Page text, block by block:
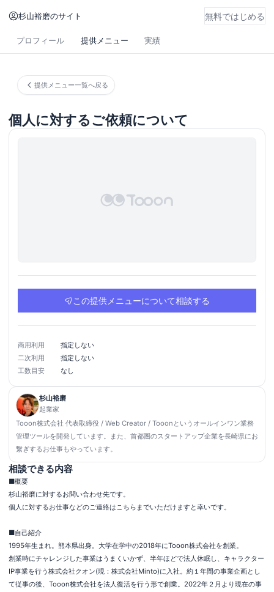
杉山裕磨のサイト 無料ではじめる
プロフィール 提供メニュー 実績
提供メニュー一覧へ戻る
個人に対するご依頼について
この提供メニューについて相談する
商用利用
指定しない
二次利用
指定しない
工数目安
なし
杉山裕磨
起業家
Tooon株式会社 代表取締役 / Web Creator / Tooonというオールインワン業務
管理ツールを開発しています。また、首都圏のスタートアップ企業を長崎県にお
繋ぎするお仕事もやっています。
相談できる内容
■概要
杉山裕磨に対するお問い合わせ先です。
個人に対するお仕事などのご連絡はこちらまでいただけますと幸いです。
■自己紹介
1995年生まれ。熊本県出身。大学在学中の2018年にTooon株式会社を創業。
創業時にチャレンジした事業はうまくいかず、半年ほどで法人休眠し、キャラクター
IP事業を行う株式会社クオン(現：株式会社Minto)に入社。約１年間の事業企画とし
て従事の後、Tooon株式会社を法人復活を行う形で創業。2022年２月より現在の事